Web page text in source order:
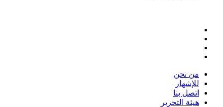
من نحن
للإشهار
اتصل بنا
هيئة التحرير